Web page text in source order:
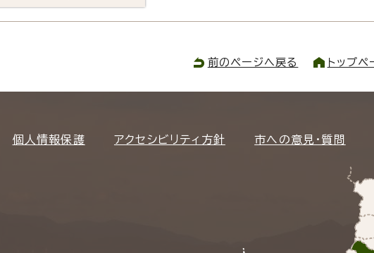
前のページへ戻る トップ
個人情報保護 アクセシビリティ方針 市への意見・質問